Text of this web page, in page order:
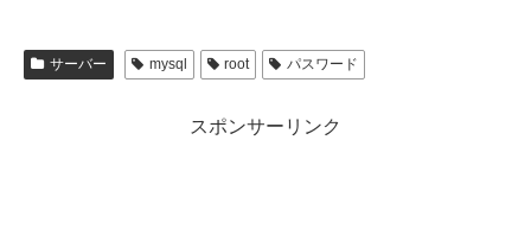
サーバー mysql root パスワード
スポンサーリンク